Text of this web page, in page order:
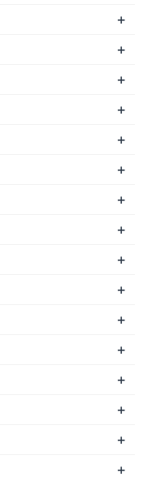
+
+
+
+
+
+
+
+
+
+
+
+
+
+
+
+